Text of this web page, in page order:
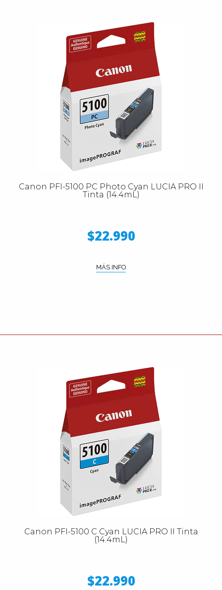
Canon PFI-5100 PC Photo Cyan LUCIA PRO II
Tinta (14.4mL)
$22.990
MÁS INFO
Canon PFI-5100 C Cyan LUCIA PRO II Tinta
(14.4mL)
$22.990